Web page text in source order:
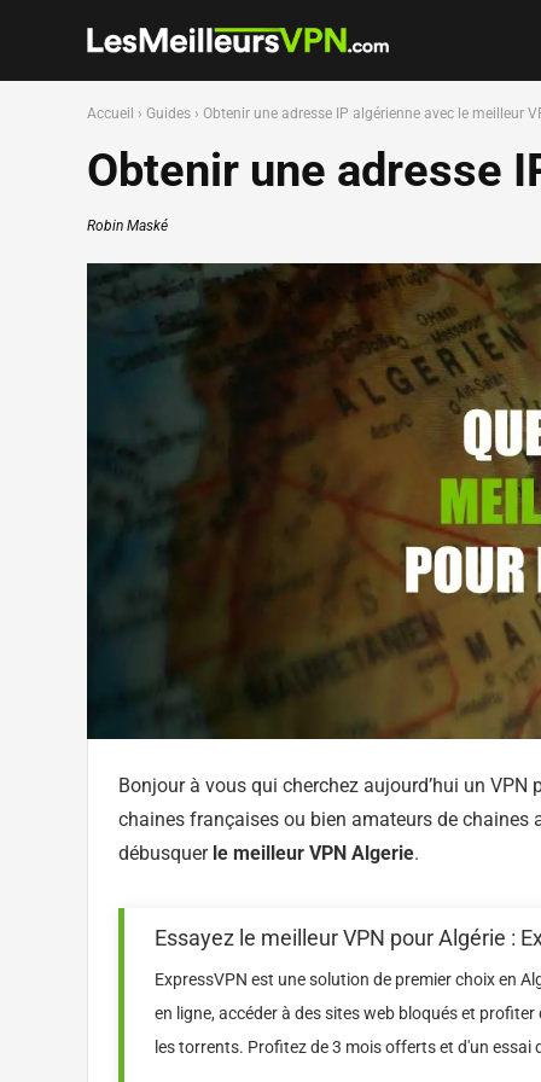
Accueil › Guides › Obtenir une adresse IP algérienne avec le meilleur
Obtenir une adresse
Robin Maské
Bonjour à vous qui cherchez aujourd’hui un VPN
chaines françaises ou bien amateurs de chaines
débusquer le meilleur VPN Algerie.
Essayez le meilleur VPN pour Algérie :
ExpressVPN est une solution de premier choix en
en ligne, accéder à des sites web bloqués et
les torrents. Profitez de 3 mois offerts et d'un